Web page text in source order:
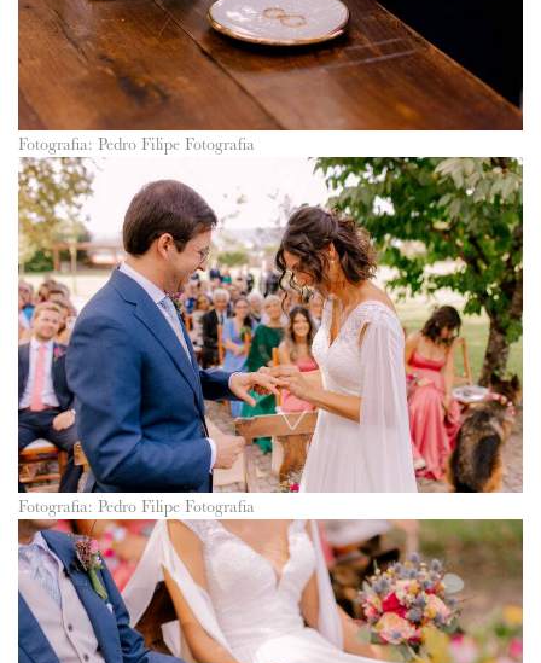
Fotografia: Pedro Filipe Fotografia
Fotografia: Pedro Filipe Fotografia